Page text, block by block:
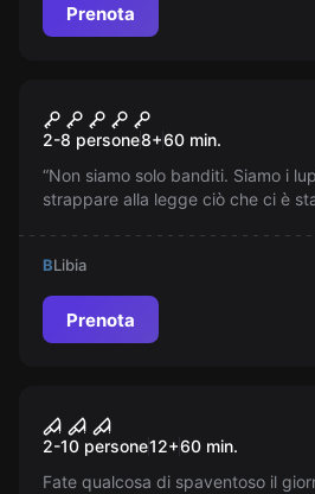
Prenota
Rapina alla Banca
2-8 persone8+60 min.
“Non siamo solo banditi. Siamo i
strappare alla legge ciò che ci è
BLibia
Prenota
Michael Myers: Gli
Morte
2-10 persone12+60 min.
Fate qualcosa di spaventoso il